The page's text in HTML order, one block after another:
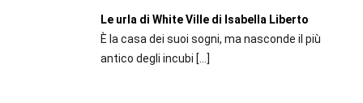
Le urla di White Ville di Isabella Liberto
È la casa dei suoi sogni, ma nasconde il più
antico degli incubi […]